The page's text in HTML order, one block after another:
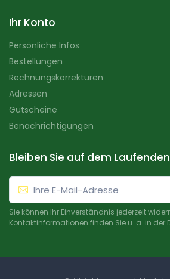
Ihr Konto
Persönliche Infos
Bestellungen
Rechnungskorrekturen
Adressen
Gutscheine
Benachrichtigungen
Bleiben Sie auf dem Laufenden
Sie können Ihr Einverständnis jederzeit
Kontaktinformationen finden Sie u. a. in der